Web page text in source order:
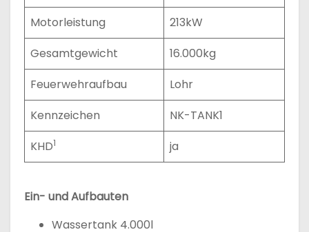
Motorleistung
213kW
Gesamtgewicht
16.000kg
Feuerwehraufbau
Lohr
Kennzeichen
NK-TANK1
KHD1 ja
Ein- und Aufbauten
Wassertank 4.000l